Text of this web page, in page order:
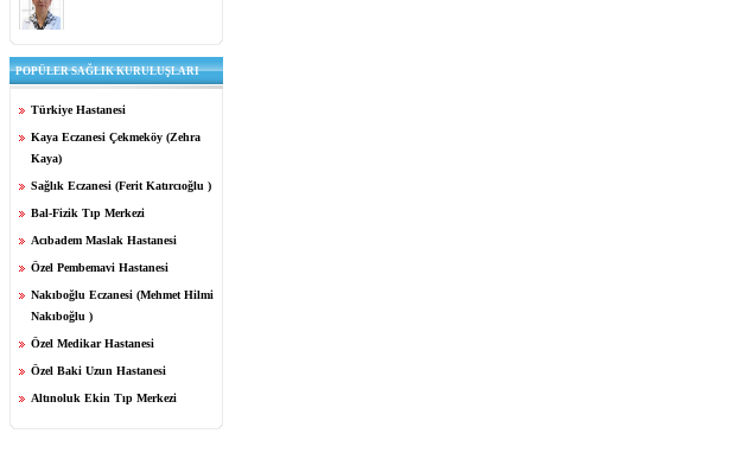
POPÜLER SAĞLIK KURULUŞLARI
Türkiye Hastanesi
Kaya Eczanesi Çekmeköy (Zehra
Kaya)
Sağlık Eczanesi (Ferit Katırcıoğlu )
Bal-Fizik Tıp Merkezi
Acıbadem Maslak Hastanesi
Özel Pembemavi Hastanesi
Nakıboğlu Eczanesi (Mehmet Hilmi
Nakıboğlu )
Özel Medikar Hastanesi
Özel Baki Uzun Hastanesi
Altınoluk Ekin Tıp Merkezi